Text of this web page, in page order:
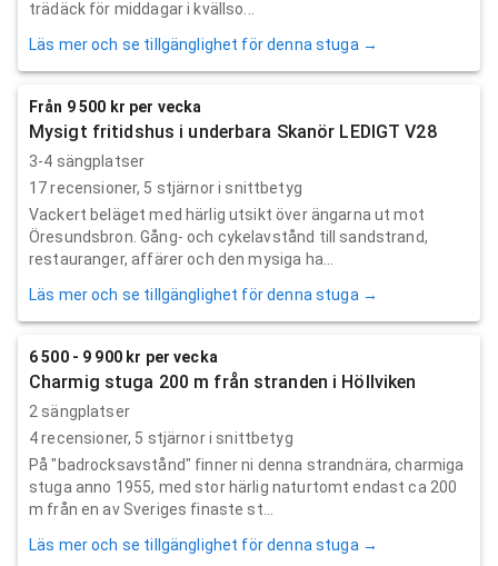
trädäck för middagar i kvällso...
Läs mer och se tillgänglighet för denna stuga →
Från 9 500 kr per vecka
Mysigt fritidshus i underbara Skanör LEDIGT V28
3-4 sängplatser
17recensioner, 5 stjärnor i snittbetyg
Vackert beläget med härlig utsikt över ängarna ut mot
Öresundsbron. Gång- och cykelavstånd till sandstrand,
restauranger, affärer och den mysiga ha...
Läs mer och se tillgänglighet för denna stuga →
6 500 - 9 900 kr per vecka
Charmig stuga 200 m från stranden i Höllviken
2 sängplatser
4recensioner, 5 stjärnor i snittbetyg
På "badrocksavstånd" finner ni denna strandnära, charmiga
stuga anno 1955, med stor härlig naturtomt endast ca 200
m från en av Sveriges finaste st...
Läs mer och se tillgänglighet för denna stuga →